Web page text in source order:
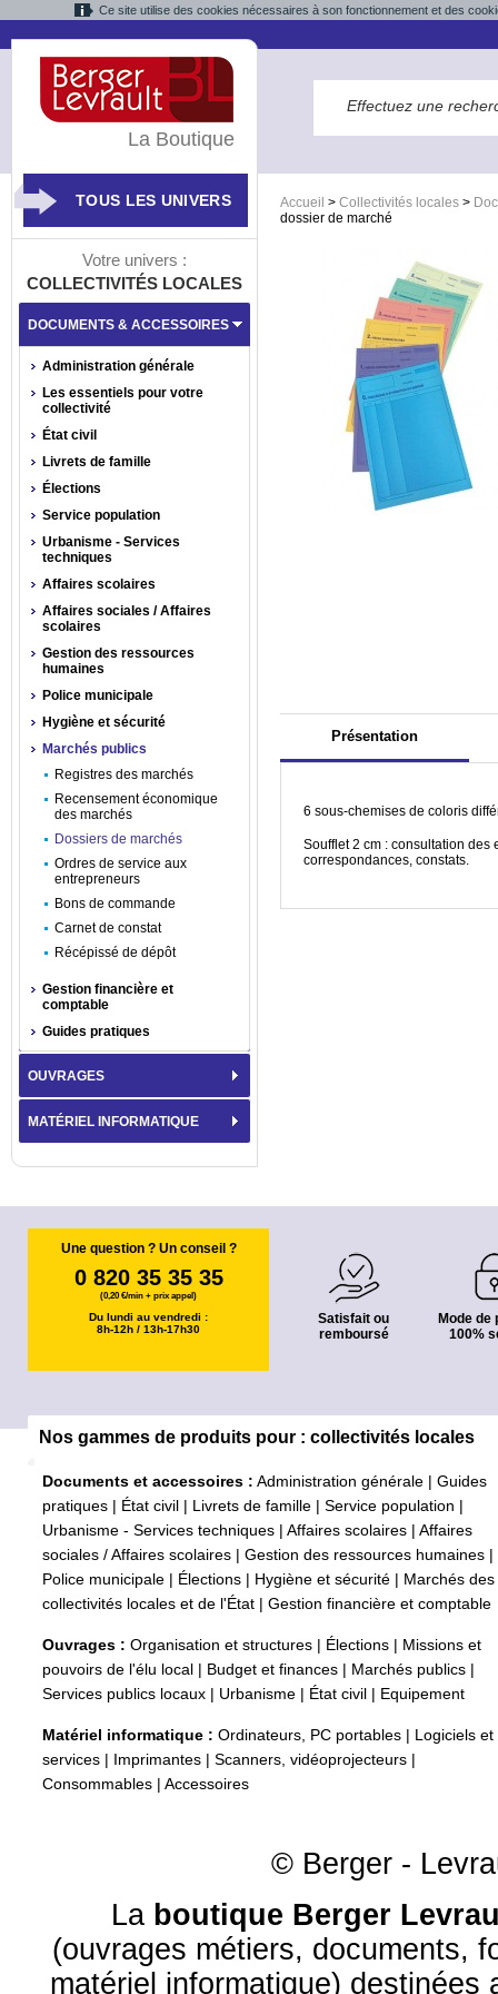
Ce site utilise des cookies nécessaires à son fonctionnement et des
Accueil > Collectivités locales >
dossier de marché
Présentation
6 sous-chemises de coloris
Soufflet 2 cm : consultation
correspondances, constats.
La Boutique
TOUS LES UNIVERS
Votre univers :
COLLECTIVITÉS LOCALES
DOCUMENTS & ACCESSOIRES
Administration générale
Les essentiels pour votre
collectivité
État civil
Livrets de famille
Élections
Service population
Urbanisme - Services
techniques
Affaires scolaires
Affaires sociales / Affaires
scolaires
Gestion des ressources
humaines
Police municipale
Hygiène et sécurité
Marchés publics
Registres des marchés
Recensement économique
des marchés
Dossiers de marchés
Ordres de service aux
entrepreneurs
Bons de commande
Carnet de constat
Récépissé de dépôt
Gestion financière et
comptable
Guides pratiques
OUVRAGES
MATÉRIEL INFORMATIQUE
Une question ? Un conseil ?
0 820 35 35 35
(0,20 €/min + prix appel)
Du lundi au vendredi :
8h-12h / 13h-17h30
Satisfait ou
remboursé
Mode de
100%
Nos gammes de produits pour : collectivités locales
Documents et accessoires : Administration générale
Guides
pratiques
État civil Livrets de famille Service population
Urbanisme - Services techniques
Affaires scolaires
Affaires
sociales / Affaires scolaires
Gestion des ressources humaines
Police municipale
Élections Hygiène et sécurité
Marchés des
collectivités locales et de l'État
Gestion financière et comptable
Ouvrages : Organisation et structures Élections
Missions et
pouvoirs de l'élu local
Budget et finances Marchés publics
Services publics locaux
Urbanisme État civil Equipement
Matériel informatique : Ordinateurs, PC portables
Logiciels et
services
Imprimantes Scanners, vidéoprojecteurs
Consommables
Accessoires
© Berger -
La boutique Berger
(ouvrages métiers, documents,
matériel informatique) destinées